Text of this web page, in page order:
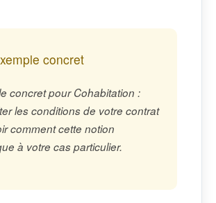
concret
concret pour Cohabitation :
les conditions de votre contrat
comment cette notion
à votre cas particulier.